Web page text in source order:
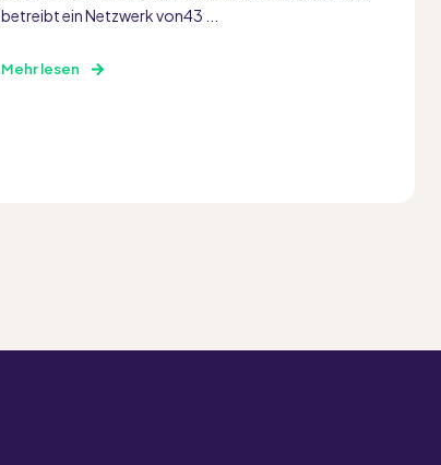
betreibt ein Netzwerk von43 ...
Mehr lesen